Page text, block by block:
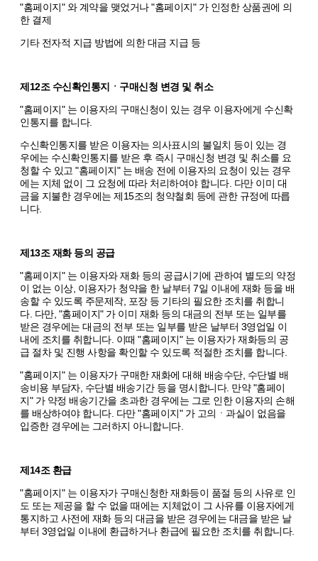
"홈페이지" 와 계약을 맺었거나 "홈페이지" 가 인정한 상품권에 의
한 결제
기타 전자적 지급 방법에 의한 대금 지급 등
제12조 수신확인통지ㆍ구매신청 변경 및 취소
"홈페이지" 는 이용자의 구매신청이 있는 경우 이용자에게 수신확
인통지를 합니다.
수신확인통지를 받은 이용자는 의사표시의 불일치 등이 있는 경
우에는 수신확인통지를 받은 후 즉시 구매신청 변경 및 취소를 요
청할 수 있고 "홈페이지" 는 배송 전에 이용자의 요청이 있는 경우
에는 지체 없이 그 요청에 따라 처리하여야 합니다. 다만 이미 대
금을 지불한 경우에는 제15조의 청약철회 등에 관한 규정에 따릅
니다.
제13조 재화 등의 공급
"홈페이지" 는 이용자와 재화 등의 공급시기에 관하여 별도의 약정
이 없는 이상, 이용자가 청약을 한 날부터 7일 이내에 재화 등을 배
송할 수 있도록 주문제작, 포장 등 기타의 필요한 조치를 취합니
다. 다만, "홈페이지" 가 이미 재화 등의 대금의 전부 또는 일부를
받은 경우에는 대금의 전부 또는 일부를 받은 날부터 3영업일 이
내에 조치를 취합니다. 이때 "홈페이지" 는 이용자가 재화등의 공
급 절차 및 진행 사항을 확인할 수 있도록 적절한 조치를 합니다.
"홈페이지" 는 이용자가 구매한 재화에 대해 배송수단, 수단별 배
송비용 부담자, 수단별 배송기간 등을 명시합니다. 만약 "홈페이
지" 가 약정 배송기간을 초과한 경우에는 그로 인한 이용자의 손해
를 배상하여야 합니다. 다만 "홈페이지" 가 고의ㆍ과실이 없음을
입증한 경우에는 그러하지 아니합니다.
제14조 환급
"홈페이지" 는 이용자가 구매신청한 재화등이 품절 등의 사유로 인
도 또는 제공을 할 수 없을 때에는 지체없이 그 사유를 이용자에게
통지하고 사전에 재화 등의 대금을 받은 경우에는 대금을 받은 날
부터 3영업일 이내에 환급하거나 환급에 필요한 조치를 취합니다.